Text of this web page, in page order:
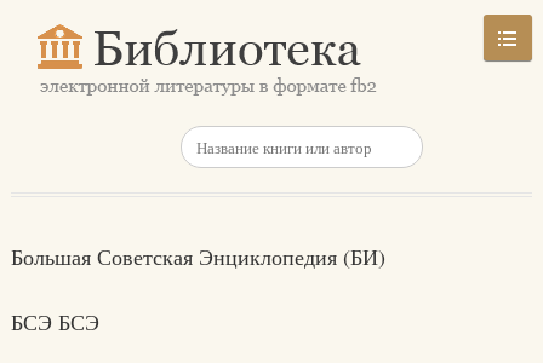
Большая Советская Энциклопедия (БИ)
БСЭ БСЭ